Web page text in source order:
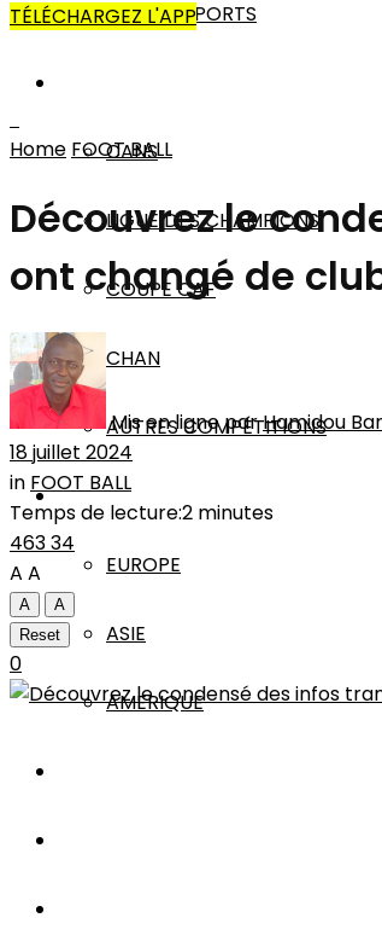
AUTRES SPORTS
CANS
LIGUE DES CHAMPIONS
COUPE CAF
CHAN
AUTRES COMPÉTITIONS
MONDE
EUROPE
ASIE
AMERIQUE
TÉLÉCHARGEZ L'APP
Home FOOT BALL
Découvrez le
ont changé de
Mis en ligne parHamidou
18 juillet 2024
in FOOT BALL
Temps de lecture:2 minutes
46334
A A
A
A
Reset
0